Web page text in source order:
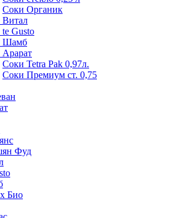
Соки Органик
Gusto
Шамб
Соки Tetra Pak 0,97л.
Соки Премиум ст. 0,75
Фуд
Био